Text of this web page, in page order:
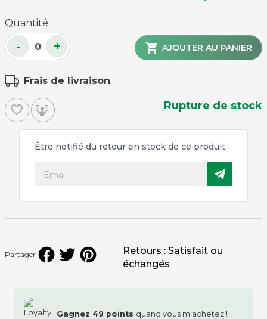
Quantité
- +  AJOUTER AU PANIER
Frais de livraison
favorite_border Rupture de stock
Être notifié du retour en stock de ce produit
Partager
Gagnez 49 points quand vous m'achetez !
Retours : Satisfait ou
échangés